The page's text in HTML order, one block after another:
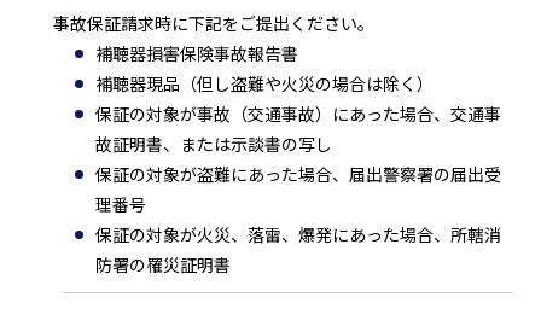
事故保証請求時に下記をご提出ください。
補聴器損害保険事故報告書
補聴器現品（但し盗難や火災の場合は除く）
保証の対象が事故（交通事故）にあった場合、交通事
故証明書、または示談書の写し
保証の対象が盗難にあった場合、届出警察署の届出受
理番号
保証の対象が火災、落雷、爆発にあった場合、所轄消
防署の罹災証明書